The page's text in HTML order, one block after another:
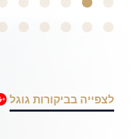
לצפייה בביקורות גוגל